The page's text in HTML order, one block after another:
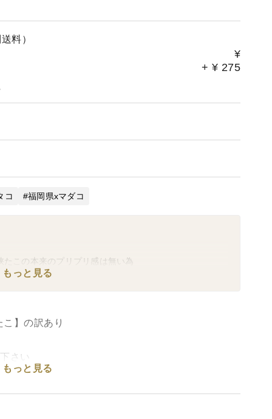
料）
¥
+ ¥ 275
コ 福岡県xマダコ
この本来のプリプリ感は無い為
もっと見る
】の訳あり
さい
もっと見る